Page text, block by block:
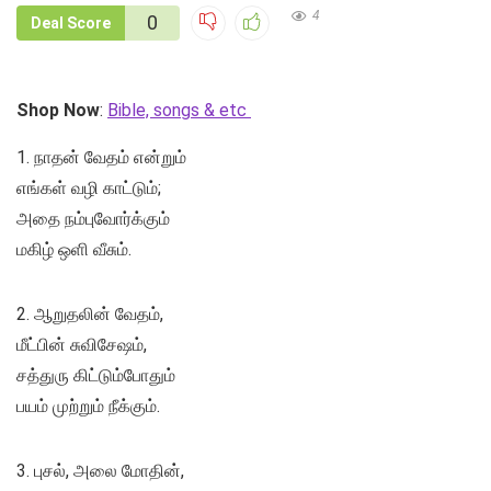
Deal Score 0 4
Shop Now: Bible, songs & etc
1. நாதன் வேதம் என்றும்
எங்கள் வழி காட்டும்;
அதை நம்புவோர்க்கும்
மகிழ் ஒளி வீசும்.
2. ஆறுதலின் வேதம்,
மீட்பின் சுவிசேஷம்,
சத்துரு கிட்டும்போதும்
பயம் முற்றும் நீக்கும்.
3. புசல், அலை மோதின்,